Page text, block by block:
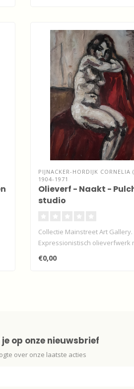
PIJNACKER-HORDIJK CORNELIA
1904-1971
Olieverf - Naakt -
studio
Collectie Mainstreet Art Gallery.
Expressionistisch olieverfwerk
gesigneer..
€0,00
op onze nieuwsbrief
over onze laatste acties